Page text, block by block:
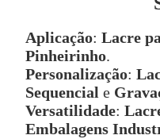
Aplicação: Lacre
Pinheirinho.
Personalização:
Sequencial e
Versatilidade:
Embalagens